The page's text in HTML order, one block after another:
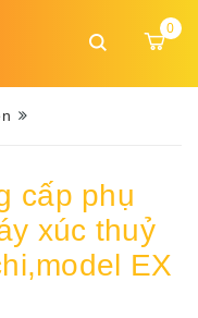
0
cấp phụ
xúc thuỷ
EX